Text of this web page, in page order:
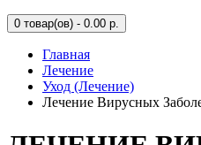
0 товар(ов) - 0.00 р.
Главная
Лечение
Уход (Лечение)
Лечение Вирусных